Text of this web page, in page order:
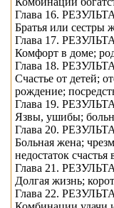
Глава 16.
Братья или сестры
Глава 17.
Комфорт в доме;
Глава 18.
Счастье от детей;
рождение;
Глава 19.
Язвы, ушибы;
Глава 20.
Больная жена;
недостаток
Глава 21.
Долгая жизнь;
Глава 22.